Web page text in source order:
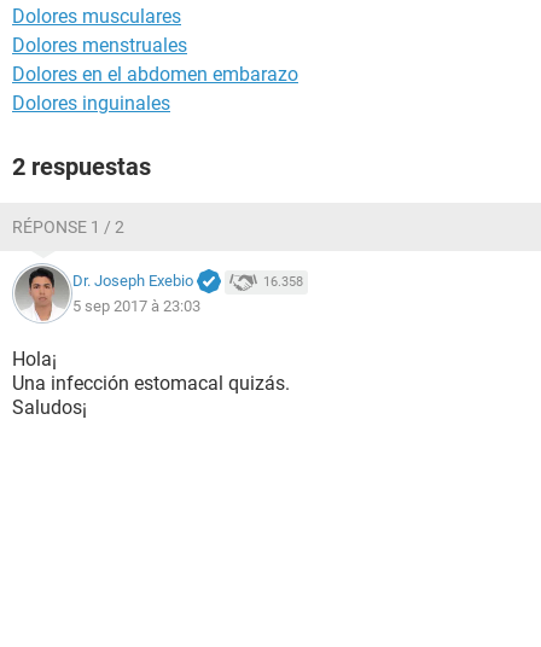
Dolores musculares
Dolores menstruales
Dolores en el abdomen embarazo
Dolores inguinales
2 respuestas
RÉPONSE 1 / 2
Dr. Joseph Exebio 16.358
5 sep 2017 à 23:03
Hola¡
Una infección estomacal quizás.
Saludos¡